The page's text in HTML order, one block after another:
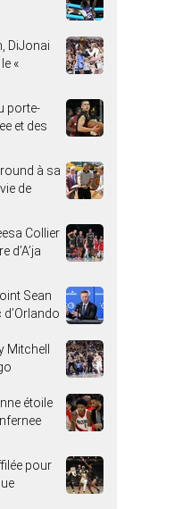
DiJonai
«
porte-
et des
à sa
de
Collier
d’A’ja
Sean
Mitchell
étoile
pour